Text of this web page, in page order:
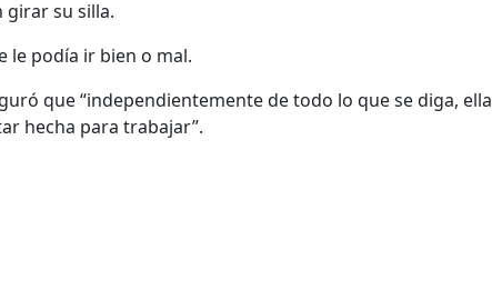
girar su silla.
le podía ir bien o mal.
que “independientemente de todo lo que se diga, ella
hecha para trabajar”.